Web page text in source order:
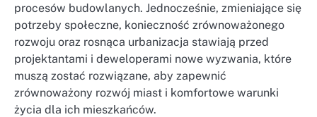
procesów budowlanych. Jednocześnie, zmieniające się
potrzeby społeczne, konieczność zrównoważonego
rozwoju oraz rosnąca urbanizacja stawiają przed
projektantami i deweloperami nowe wyzwania, które
muszą zostać rozwiązane, aby zapewnić
zrównoważony rozwój miast i komfortowe warunki
życia dla ich mieszkańców.